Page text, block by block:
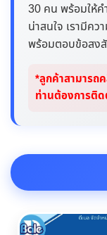
30 คน พร้อมให้ค
น่าสนใจ เรามีค
พร้อมตอบข้อสง
*ลูกค้าสามารถ
ท่านต้องการติ